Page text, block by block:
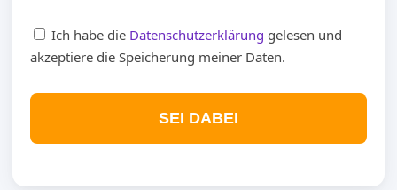
Ich habe die Datenschutzerklärung gelesen und
akzeptiere die Speicherung meiner Daten.
SEI DABEI